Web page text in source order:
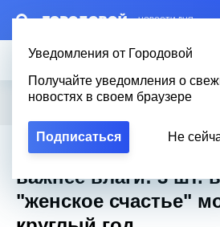
– НОВОСТИ ДНЯ
Уведомления от Городовой
Получайте уведомления о
новостях в своем браузере
Подписаться Не
Новости Эксклюзив Вопросы о
Городовой Полезное / Какая подкормка
Какая подкормка
важнее влаги: 3 шт.
"женское счастье"